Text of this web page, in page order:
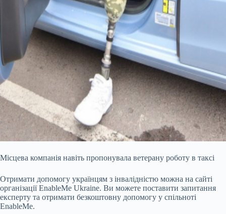
Місцева компанія навіть пропонувала ветерану роботу в таксі
Отримати допомогу українцям з інвалідністю можна на сайті
організації EnableMe Ukraine. Ви можете поставити запитання
експерту та отримати безкоштовну допомогу у спільноті
EnableMe.